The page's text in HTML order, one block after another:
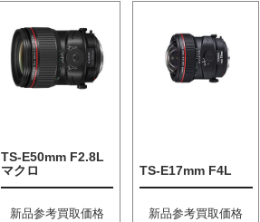
TS-E50mm F2.8L
マクロ
新品参考買取価格
TS-E17mm F4L
新品参考買取価格